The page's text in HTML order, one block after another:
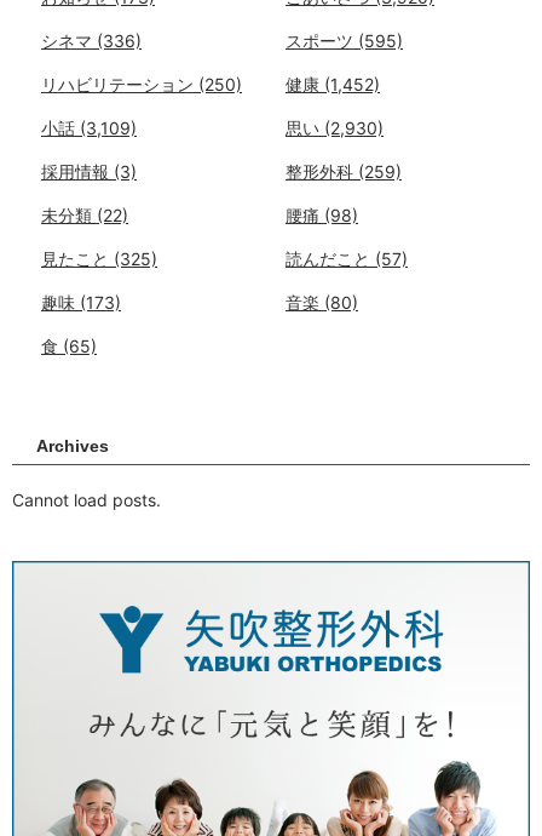
シネマ (336) スポーツ (595)
リハビリテーション (250) 健康 (1,452)
小話 (3,109) 思い (2,930)
採用情報 (3) 整形外科 (259)
未分類 (22) 腰痛 (98)
見たこと (325) 読んだこと (57)
趣味 (173) 音楽 (80)
食 (65)
Archives
Cannot load posts.